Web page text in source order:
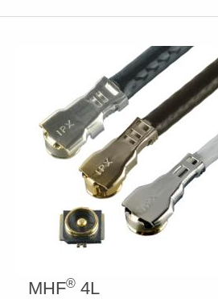
MHF® 4L